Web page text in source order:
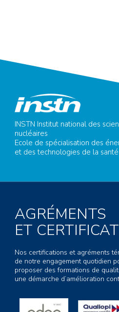
INSTN Institut national des
nucléaires
Ecole de spécialisation des
et des technologies de la santé
AGRÉMENTS
ET
Nos certifications et agréments
de notre engagement quotidien
proposer des formations de
une démarche d’amélioration